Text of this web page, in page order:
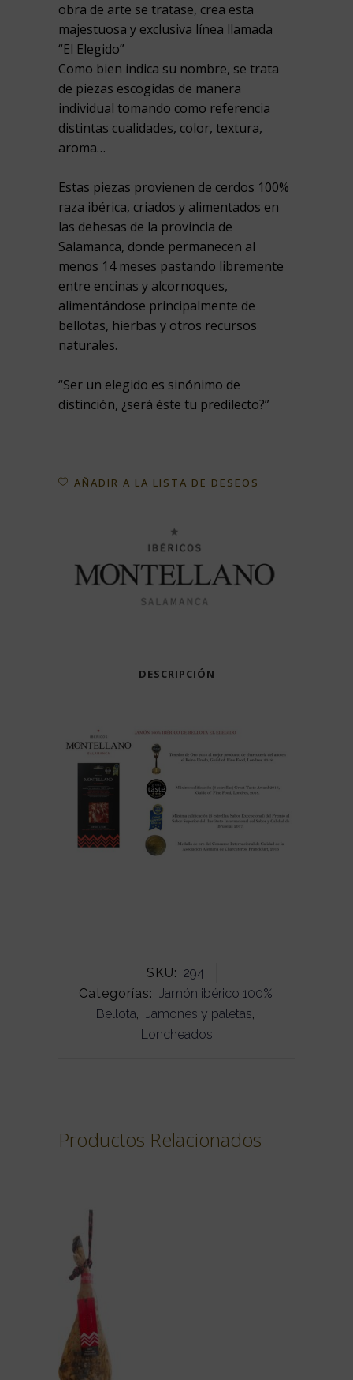
obra de arte se tratase, crea esta
majestuosa y exclusiva línea llamada
“El Elegido”
Como bien indica su nombre, se trata
de piezas escogidas de manera
individual tomando como referencia
distintas cualidades, color, textura,
aroma…
Estas piezas provienen de cerdos 100%
raza ibérica, criados y alimentados en
las dehesas de la provincia de
Salamanca, donde permanecen al
menos 14 meses pastando libremente
entre encinas y alcornoques,
alimentándose principalmente de
bellotas, hierbas y otros recursos
naturales.
“Ser un elegido es sinónimo de
distinción, ¿será éste tu predilecto?”
AÑADIR A LA LISTA DE DESEOS
DESCRIPCIÓN
SKU: 294
Categorías:
Jamón ibérico 100%
Bellota
Jamones y paletas
Loncheados
Productos Relacionados